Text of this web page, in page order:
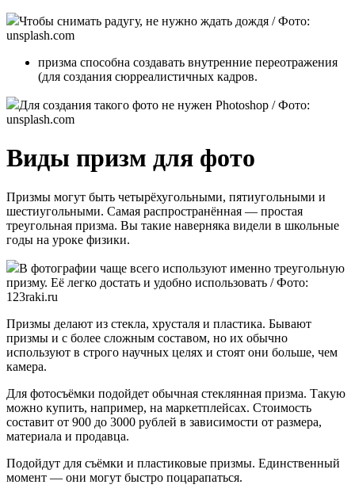
Чтобы снимать радугу, не нужно ждать дождя / Фото:
unsplash.com
призма способна создавать внутренние переотражения
(для создания сюрреалистичных кадров.
Для создания такого фото не нужен Photoshop / Фото:
unsplash.com
Виды призм для фото
Призмы могут быть четырёхугольными, пятиугольными и
шестиугольными. Самая распространённая — простая
треугольная призма. Вы такие наверняка видели в школьные
годы на уроке физики.
В фотографии чаще всего используют именно треугольную
призму. Её легко достать и удобно использовать / Фото:
123raki.ru
Призмы делают из стекла, хрусталя и пластика. Бывают
призмы и с более сложным составом, но их обычно
используют в строго научных целях и стоят они больше, чем
камера.
Для фотосъёмки подойдет обычная стеклянная призма. Такую
можно купить, например, на маркетплейсах. Стоимость
составит от 900 до 3000 рублей в зависимости от размера,
материала и продавца.
Подойдут для съёмки и пластиковые призмы. Единственный
момент — они могут быстро поцарапаться.